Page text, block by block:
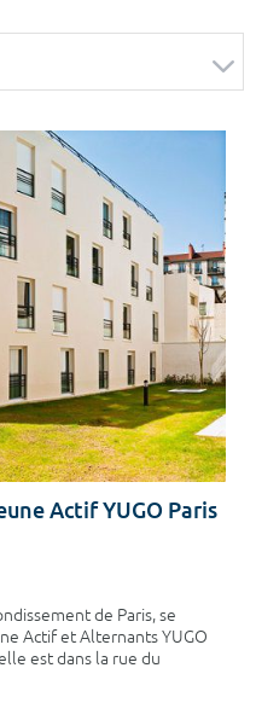
Colocation
Actif YUGO Paris
de Paris, se
Actif et Alternants YUGO
est dans la rue du